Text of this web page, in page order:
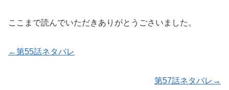
ここまで読んでいただきありがとうごさいました。
←第55話ネタバレ
第57話ネタバレ→